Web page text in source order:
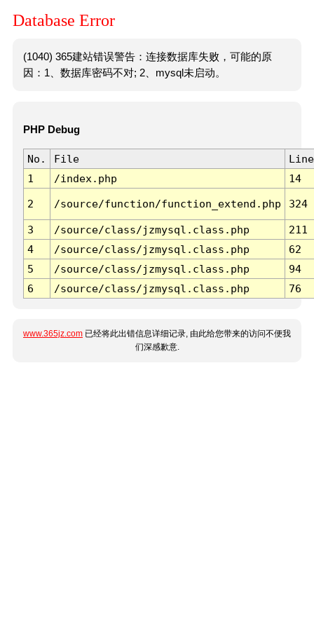
Database Error
(1040) 365建站错误警告：连接数据库失败，可能的原
因：1、数据库密码不对; 2、mysql未启动。
PHP Debug
No. File
Line
1
/index.php 14
2 /source/function/function_extend.php 324
3 /source/class/jzmysql.class.php
211
4
/source/class/jzmysql.class.php
62
5
/source/class/jzmysql.class.php
94
6
/source/class/jzmysql.class.php 76
www.365jz.com 已经将此出错信息详细记录, 由此给您带来的访问不便我
们深感歉意.